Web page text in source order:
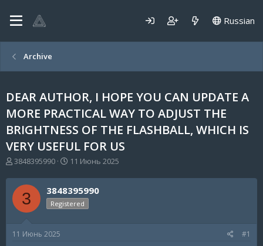
Russian
Archive
DEAR AUTHOR, I HOPE YOU CAN UPDATE A
MORE PRACTICAL WAY TO ADJUST THE
BRIGHTNESS OF THE FLASHBALL, WHICH IS
VERY USEFUL FOR US
А
т
о
р
т
м
3848395990
Д
т
а
н
11 Июнь 2025
3 3848395990
Registered
11 Июнь 2025 #1